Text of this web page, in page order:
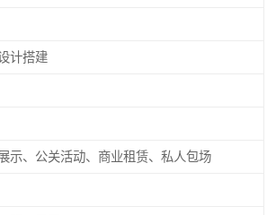
计搭建
示、公关活动、商业租赁、私人包场